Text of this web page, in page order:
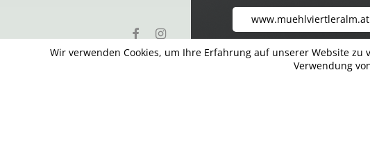
facebookinstagram
www.muehlviertleralm.at